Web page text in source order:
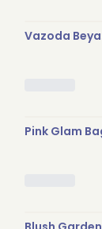
Vazoda
Pink Glam